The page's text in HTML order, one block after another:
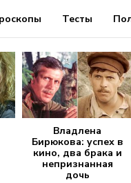
Тесты
Владлена
Бирюкова: успех в
кино, два брака и
непризнанная
дочь